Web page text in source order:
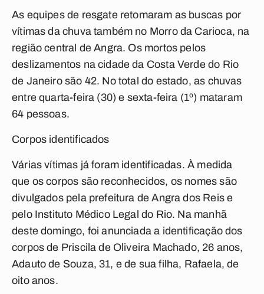
As equipes de resgate retomaram as buscas por
vítimas da chuva também no Morro da Carioca, na
região central de Angra. Os mortos pelos
deslizamentos na cidade da Costa Verde do Rio
de Janeiro são 42. No total do estado, as chuvas
entre quarta-feira (30) e sexta-feira (1º) mataram
64 pessoas.
Corpos identificados
Várias vítimas já foram identificadas. À medida
que os corpos são reconhecidos, os nomes são
divulgados pela prefeitura de Angra dos Reis e
pelo Instituto Médico Legal do Rio. Na manhã
deste domingo, foi anunciada a identificação dos
corpos de Priscila de Oliveira Machado, 26 anos,
Adauto de Souza, 31, e de sua filha, Rafaela, de
oito anos.